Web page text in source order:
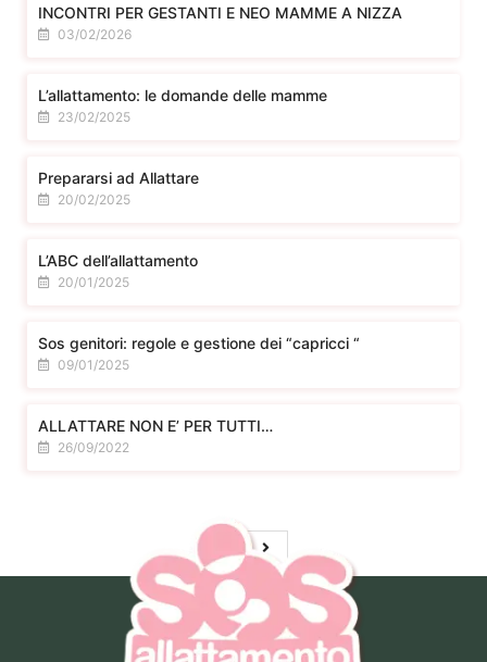
INCONTRI PER GESTANTI E NEO MAMME A NIZZA
03/02/2026
L’allattamento: le domande delle mamme
23/02/2025
Prepararsi ad Allattare
20/02/2025
L’ABC dell’allattamento
20/01/2025
Sos genitori: regole e gestione dei “capricci “
09/01/2025
ALLATTARE NON E’ PER TUTTI…
26/09/2022